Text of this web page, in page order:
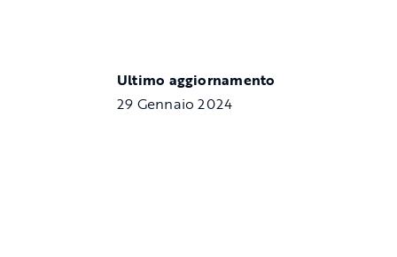
Ultimo aggiornamento
29 Gennaio 2024